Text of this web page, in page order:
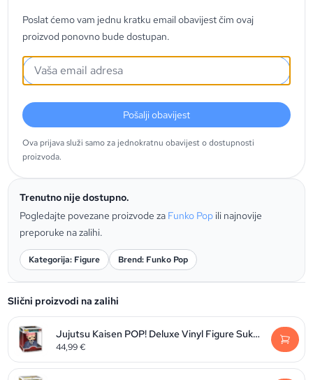
Poslat ćemo vam jednu kratku email obavijest čim ovaj
proizvod ponovno bude dostupan.
Pošalji obavijest
Ova prijava služi samo za jednokratnu obavijest o dostupnosti
proizvoda.
Trenutno nije dostupno.
Pogledajte povezane proizvode za Funko Pop ili najnovije
preporuke na zalihi.
Kategorija: Figure Brend: Funko Pop
Slični proizvodi na zalihi
Jujutsu Kaisen POP! Deluxe Vinyl Figure Sukuna 9 cm
44,99€